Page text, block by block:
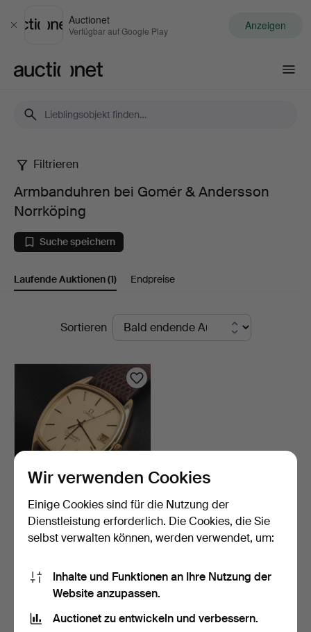
Schließen
Auctionet
Verfügbar auf Google Play Anzeigen
Armbanduhren
bei
Gomér
Norrköping
Filtrieren
Armbanduhren bei Gomér & Andersson
Norrköping
Suche speichern
Laufende Auktionen(1) Endpreise
LaufendeSortieren
ARMBANDSUHR, Omega,
Seamaster Quartz, Gold…
7 Tage
263 USD
Wir verwenden Cookies
Einige Cookies sind für die Nutzung der
Dienstleistung erforderlich. Die Cookies, die Sie
selbst verwalten können, werden verwendet, um:
Inhalte und Funktionen an Ihre Nutzung der
Website anzupassen.
Auctionet zu entwickeln und verbessern.